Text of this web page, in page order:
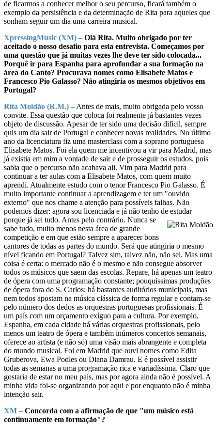
de ficarmos a conhecer melhor o seu percurso, ficará também o
exemplo da persistência e da determinação de Rita para aqueles que
sonham seguir um dia uma carreira musical.
XpressingMusic (XM) – Olá Rita. Muito obrigado por ter
aceitado o nosso desafio para esta entrevista. Começamos por
uma questão que já muitas vezes lhe deve ter sido colocada...
Porquê ir para Espanha para aprofundar a sua formação na
área do Canto? Procurava nomes como Elisabete Matos e
Francesco Pio Galasso? Não atingiria os mesmos objetivos em
Portugal?
Rita Moldão (R.M.) – Antes de mais, muito obrigada pelo vosso
convite. Essa questão que coloca foi realmente já bastantes vezes
objeto de discussão. Apesar de ter sido uma decisão difícil, sempre
quis um dia sair de Portugal e conhecer novas realidades. No último
ano da licenciatura fiz uma masterclass com a soprano portuguesa
Elisabete Matos. Foi ela quem me incentivou a vir para Madrid, mas
já existia em mim a vontade de sair e de prosseguir os estudos, pois
sabia que o percurso não acabava ali. Vim para Madrid para
continuar a ter aulas com a Elisabete Matos, com quem muito
aprendi. Atualmente estudo com o tenor Francesco Pio Galasso. É
muito importante continuar a aprendizagem e ter um "ouvido
externo" que nos chame a atenção para possíveis falhas. Não
podemos dizer: agora sou licenciada e já não tenho de estudar
porque já sei tudo. Antes pelo contrário. Nunca se
sabe tudo, muito menos nesta área de grande
competição e em que estão sempre a aparecer bons
cantores de todas as partes do mundo. Será que atingiria o mesmo
nível ficando em Portugal? Talvez sim, talvez não, não sei. Mas uma
coisa é certa: o mercado não é o mesmo e não consegue absorver
todos os músicos que saem das escolas. Repare, há apenas um teatro
de ópera com uma programação constante; pouquíssimas produções
de ópera fora do S. Carlos; há bastantes auditórios municipais, mas
nem todos apostam na música clássica de forma regular e contam-se
pelo número dos dedos as orquestras portuguesas profissionais. É
um país com um orçamento exíguo para a cultura. Por exemplo,
Espanha, em cada cidade há várias orquestras profissionais, pelo
menos um teatro de ópera e também inúmeros concertos semanais,
oferece ao artista (e não só) uma visão mais abrangente e completa
do mundo musical. Foi em Madrid que ouvi nomes como Edita
Gruberova, Ewa Podles ou Diana Damrau. E é possível assistir
todas as semanas a uma programação rica e variadíssima. Claro que
gostaria de estar no meu país, mas por agora ainda não é possível. A
minha vida foi-se organizando por aqui e por enquanto não é minha
intenção sair.
XM – Concorda com a afirmação de que "um músico está
continuamente em formação"?